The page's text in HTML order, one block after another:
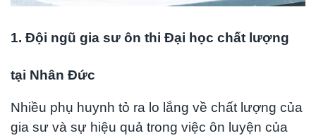
1. Đội ngũ gia sư ôn thi Đại học chất lượng
tại Nhân Đức
Nhiều phụ huynh tỏ ra lo lắng về chất lượng của
gia sư và sự hiệu quả trong việc ôn luyện của